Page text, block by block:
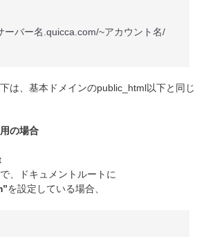
ーバー名.quicca.com/~アカウント名/
は、基本ドメインのpublic_html以下と同じ
の場合
、ドキュメントルートに
を設定している場合、